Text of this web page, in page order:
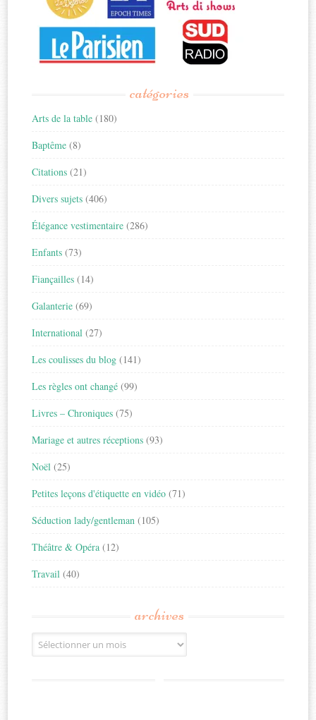
catégories
Arts de la table (180)
Baptême (8)
Citations (21)
Divers sujets (406)
Élégance vestimentaire (286)
Enfants (73)
Fiançailles (14)
Galanterie (69)
International (27)
Les coulisses du blog (141)
Les règles ont changé (99)
Livres – Chroniques (75)
Mariage et autres réceptions (93)
Noël (25)
Petites leçons d'étiquette en vidéo (71)
Séduction lady/gentleman (105)
Théâtre & Opéra (12)
Travail (40)
archives
Archives